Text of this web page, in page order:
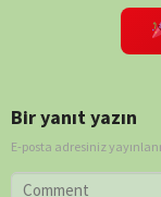
Bir yanıt yazın
E-posta adresiniz